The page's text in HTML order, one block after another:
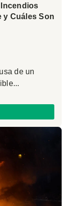
y Cuáles Son
de un